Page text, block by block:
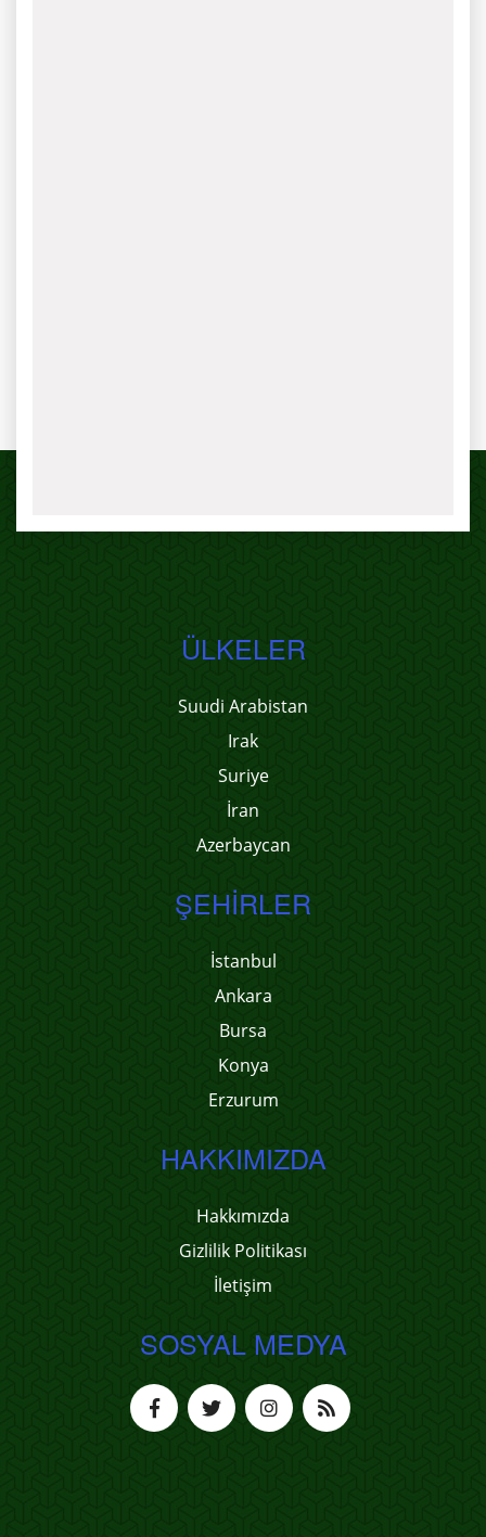
ÜLKELER
Suudi Arabistan
Irak
Suriye
İran
Azerbaycan
ŞEHIRLER
İstanbul
Ankara
Bursa
Konya
Erzurum
HAKKIMIZDA
Hakkımızda
Gizlilik Politikası
İletişim
SOSYAL MEDYA